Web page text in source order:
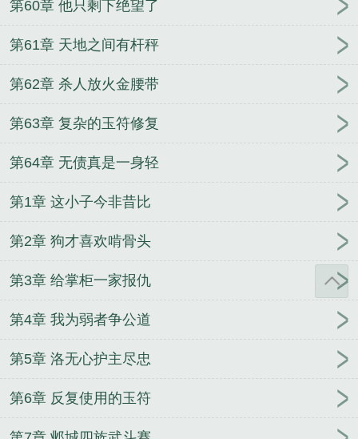
第60章 他只剩下绝望了
第61章 天地之间有杆秤
第62章 杀人放火金腰带
第63章 复杂的玉符修复
第64章 无债真是一身轻
第1章 这小子今非昔比
第2章 狗才喜欢啃骨头
第3章 给掌柜一家报仇
第4章 我为弱者争公道
第5章 洛无心护主尽忠
第6章 反复使用的玉符